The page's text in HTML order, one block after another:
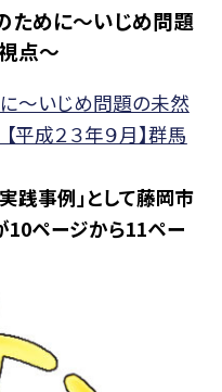
ために〜いじめ問題
点〜
〜いじめ問題の未然
成２３年９月】群馬
践事例」として藤岡市
ページから11ペー